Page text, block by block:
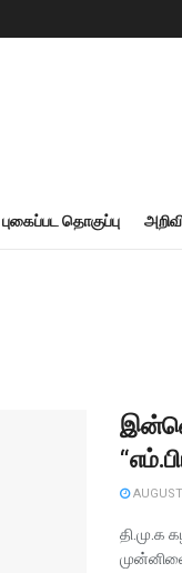
புகைப்பட தொகுப்பு
தி.மு.க